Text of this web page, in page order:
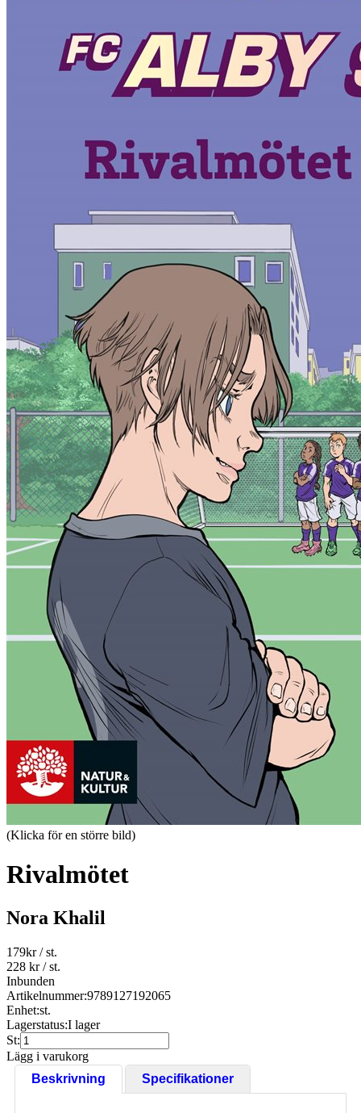
(Klicka för en större bild)
Rivalmötet
Nora Khalil
179kr/ st.
228 kr/ st.
Inbunden
Artikelnummer:9789127192065
Enhet:st.
Lagerstatus:I lager
St:
Lägg i varukorg
Beskrivning
Specifikationer